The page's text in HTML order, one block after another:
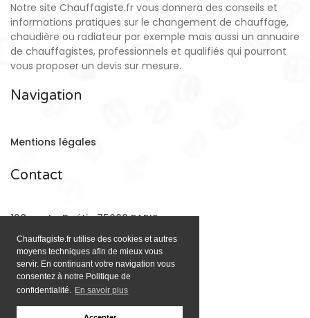
Chauffagiste.fr utilise des cookies et autres
moyens techniques afin de mieux vous
servir. En continuant votre navigation vous
consentez à notre Politique de
confidentialité. En savoir plus
Notre site Chauffagiste.fr vous donnera des conseils et
informations pratiques sur le changement de chauffage,
chaudière ou radiateur par exemple mais aussi un annuaire
de chauffagistes, professionnels et qualifiés qui pourront
vous proposer un devis sur mesure.
Navigation
Mentions légales
Contact
128 rue La Boétie 75008 PARIS
Email: contact@chauffagiste.fr